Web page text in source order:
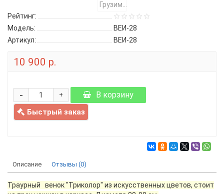
Грузим...
Рейтинг:
Модель:
ВЕИ-28
Артикул:
ВЕИ-28
10 900 р.
+
- В корзину
Быстрый заказ
Описание Отзывы (0)
Траурный венок "Триколор" из искусственных цветов, стоит